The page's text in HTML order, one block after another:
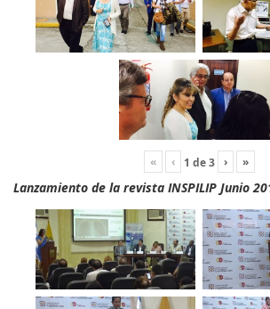
« ‹ 1 de3 › »
Lanzamiento de la revista INSPILIP Junio